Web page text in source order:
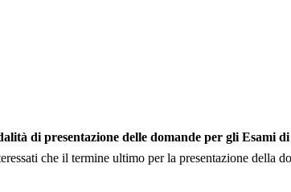
di presentazione delle domande per gli Esami
che il termine ultimo per la presentazione della